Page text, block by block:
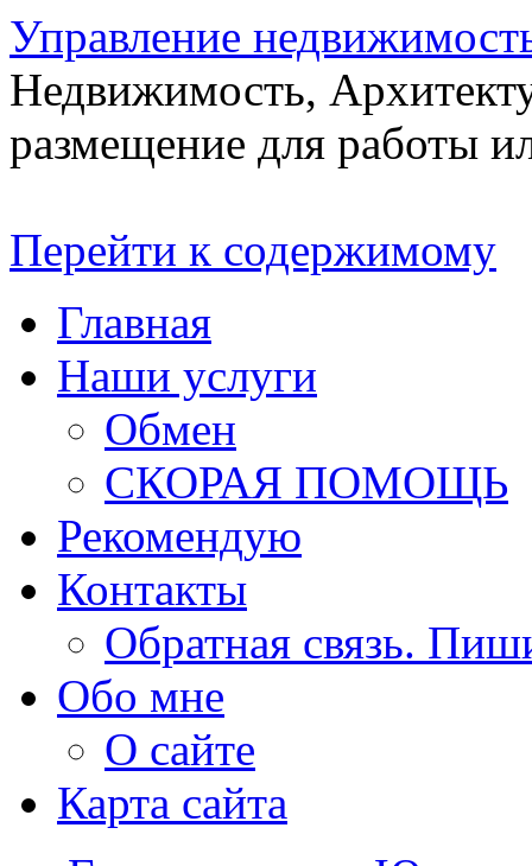
Управление
Недвижимость,
размещение для работы
Перейти к содержимому
Главная
Наши услуги
Обмен
СКОРАЯ ПОМОЩЬ
Рекомендую
Контакты
Обратная связь.
Обо мне
О сайте
Карта сайта